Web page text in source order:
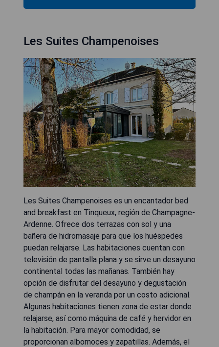
Les Suites Champenoises
Les Suites Champenoises es un encantador bed
and breakfast en Tinqueux, región de Champagne-
Ardenne. Ofrece dos terrazas con sol y una
bañera de hidromasaje para que los huéspedes
puedan relajarse. Las habitaciones cuentan con
televisión de pantalla plana y se sirve un desayuno
continental todas las mañanas. También hay
opción de disfrutar del desayuno y degustación
de champán en la veranda por un costo adicional.
Algunas habitaciones tienen zona de estar donde
relajarse, así como máquina de café y hervidor en
la habitación. Para mayor comodidad, se
proporcionan albornoces y zapatillas. Además, el